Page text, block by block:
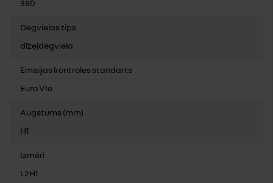
380
Degvielas tips
dīzeļdegviela
Emisijas kontroles standarts
Euro VIe
Augstums (mm)
H1
Izmēri
L2H1